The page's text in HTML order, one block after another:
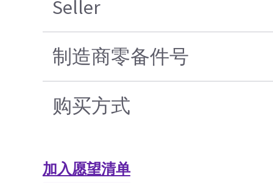
Seller
制造商零备件号
购买方式
加入愿望清单